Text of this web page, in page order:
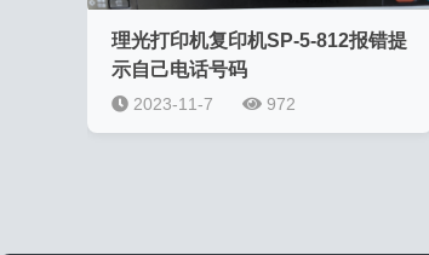
理光打印机复印机SP-5-812报错提
示自己电话号码
2023-11-7 972